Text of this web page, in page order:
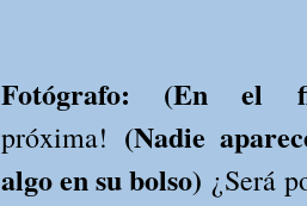
Fotógrafo: (En el
próxima! (Nadie
algo en su bolso) ¿Será